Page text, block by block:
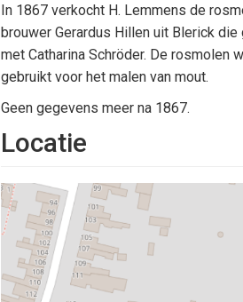
In 1867 verkocht H. Lemmens de
brouwer Gerardus Hillen uit Blerick die
met Catharina Schröder. De rosmolen
gebruikt voor het malen van mout.
Geen gegevens meer na 1867.
Locatie